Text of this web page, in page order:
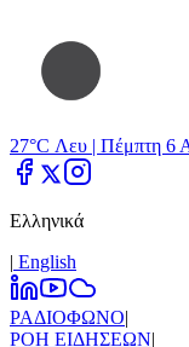
27°C Λευ | Πέμπτη 6
Ελληνικά
| Εnglish
ΡΑΔΙΟΦΩΝΟ|
ΡΟΗ ΕΙΔΗΣΕΩΝ|